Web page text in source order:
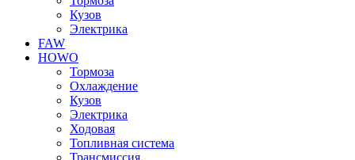
Кузов
Электрика
FAW
HOWO
Тормоза
Охлаждение
Кузов
Электрика
Ходовая
Топливная система
Трансмиссия